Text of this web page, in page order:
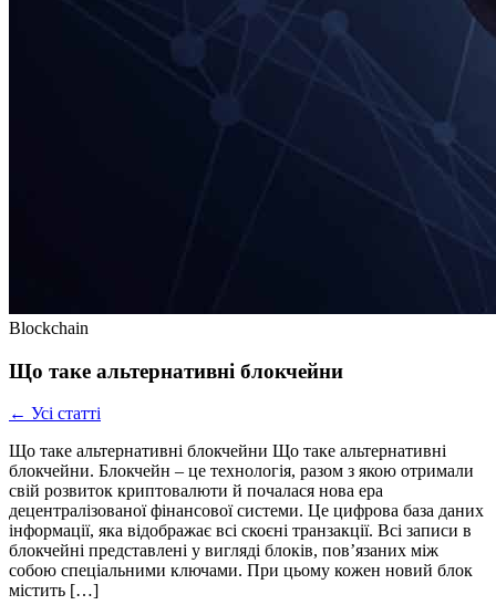
Blockchain
Що таке альтернативні блокчейни
← Усі статті
Що таке альтернативні блокчейни Що таке альтернативні
блокчейни. Блокчейн – це технологія, разом з якою отримали
свій розвиток криптовалюти й почалася нова ера
децентралізованої фінансової системи. Це цифрова база даних
інформації, яка відображає всі скоєні транзакції. Всі записи в
блокчейні представлені у вигляді блоків, пов’язаних між
собою спеціальними ключами. При цьому кожен новий блок
містить […]